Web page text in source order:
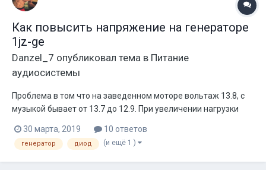
Как повысить напряжение на генераторе
1jz-ge
Danzel_7 опубликовал тема в Питание
аудиосистемы
Проблема в том что на заведенном моторе вольтаж 13.8, с
музыкой бывает от 13.7 до 12.9. При увеличении нагрузки
увеличивает, о такой проблеме наслышан от всех
владельцев джейзета. Хотел бы узнать, возможно ли
поставить внешний регулятор...
30 марта, 2019 10 ответов
генератор диод (и ещё 1 )